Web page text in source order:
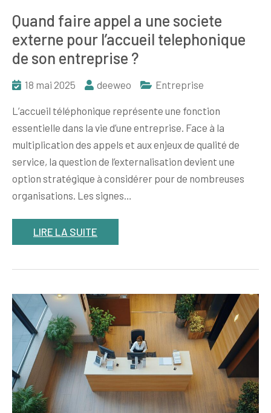
Quand faire appel a une societe
externe pour l’accueil telephonique
de son entreprise ?
18 mai 2025 deeweo Entreprise
L’accueil téléphonique représente une fonction
essentielle dans la vie d’une entreprise. Face à la
multiplication des appels et aux enjeux de qualité de
service, la question de l’externalisation devient une
option stratégique à considérer pour de nombreuses
organisations. Les signes…
LIRE LA SUITE